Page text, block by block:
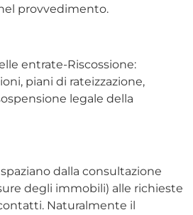
provvedimento.
entrate-Riscossione:
piani di rateizzazione,
legale della
dalla consultazione
degli immobili) alle richieste
Naturalmente il